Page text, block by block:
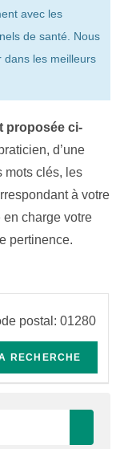
avec les
de santé. Nous
dans les meilleurs
proposée ci-
d’une
mots clés, les
à votre
charge votre
pertinence.
postal: 01280
RECHERCHE